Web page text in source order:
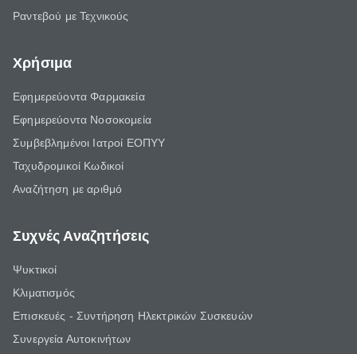
Ραντεβού με Τεχνικούς
Χρήσιμα
Εφημερεύοντα Φαρμακεία
Εφημερεύοντα Νοσοκομεία
Συμβεβλημένοι Ιατροί ΕΟΠΥΥ
Ταχυδρομικοί Κωδικοί
Αναζήτηση με αριθμό
Συχνές Αναζητήσεις
Ψυκτικοί
Κλιματισμός
Επισκευές - Συντήρηση Ηλεκτρικών Συσκευών
Συνεργεία Αυτοκινήτων